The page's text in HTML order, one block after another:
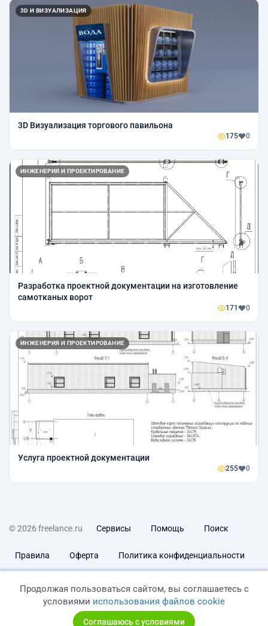
3D И ВИЗУАЛИЗАЦИЯ
3D Визуализация торгового павильона
175 0
ИНЖЕНЕРИЯ И ПРОЕКТИРОВАНИЕ
Разработка проектной документации на изготовление
самотканых ворот
171 0
ИНЖЕНЕРИЯ И ПРОЕКТИРОВАНИЕ
Услуга проектной документации
255 0
© 2026 freelance.ru Сервисы Помощь Поиск
Правила Оферта Политика конфиденциальности
Продолжая пользоваться сайтом, вы соглашаетесь с
условиями использования файлов cookie
Соглашаюсь с условиями